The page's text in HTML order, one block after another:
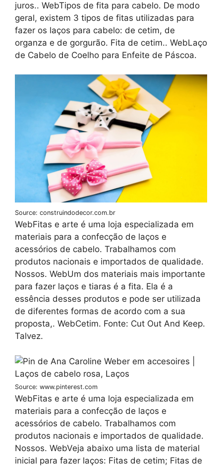
juros.. WebTipos de fita para cabelo. De modo
geral, existem 3 tipos de fitas utilizadas para
fazer os laços para cabelo: de cetim, de
organza e de gorgurão. Fita de cetim.. WebLaço
de Cabelo de Coelho para Enfeite de Páscoa.
Source: construindodecor.com.br
WebFitas e arte é uma loja especializada em
materiais para a confecção de laços e
acessórios de cabelo. Trabalhamos com
produtos nacionais e importados de qualidade.
Nossos. WebUm dos materiais mais importante
para fazer laços e tiaras é a fita. Ela é a
essência desses produtos e pode ser utilizada
de diferentes formas de acordo com a sua
proposta,. WebCetim. Fonte: Cut Out And Keep.
Talvez.
Source: www.pinterest.com
WebFitas e arte é uma loja especializada em
materiais para a confecção de laços e
acessórios de cabelo. Trabalhamos com
produtos nacionais e importados de qualidade.
Nossos. WebVeja abaixo uma lista de material
inicial para fazer laços: Fitas de cetim; Fitas de